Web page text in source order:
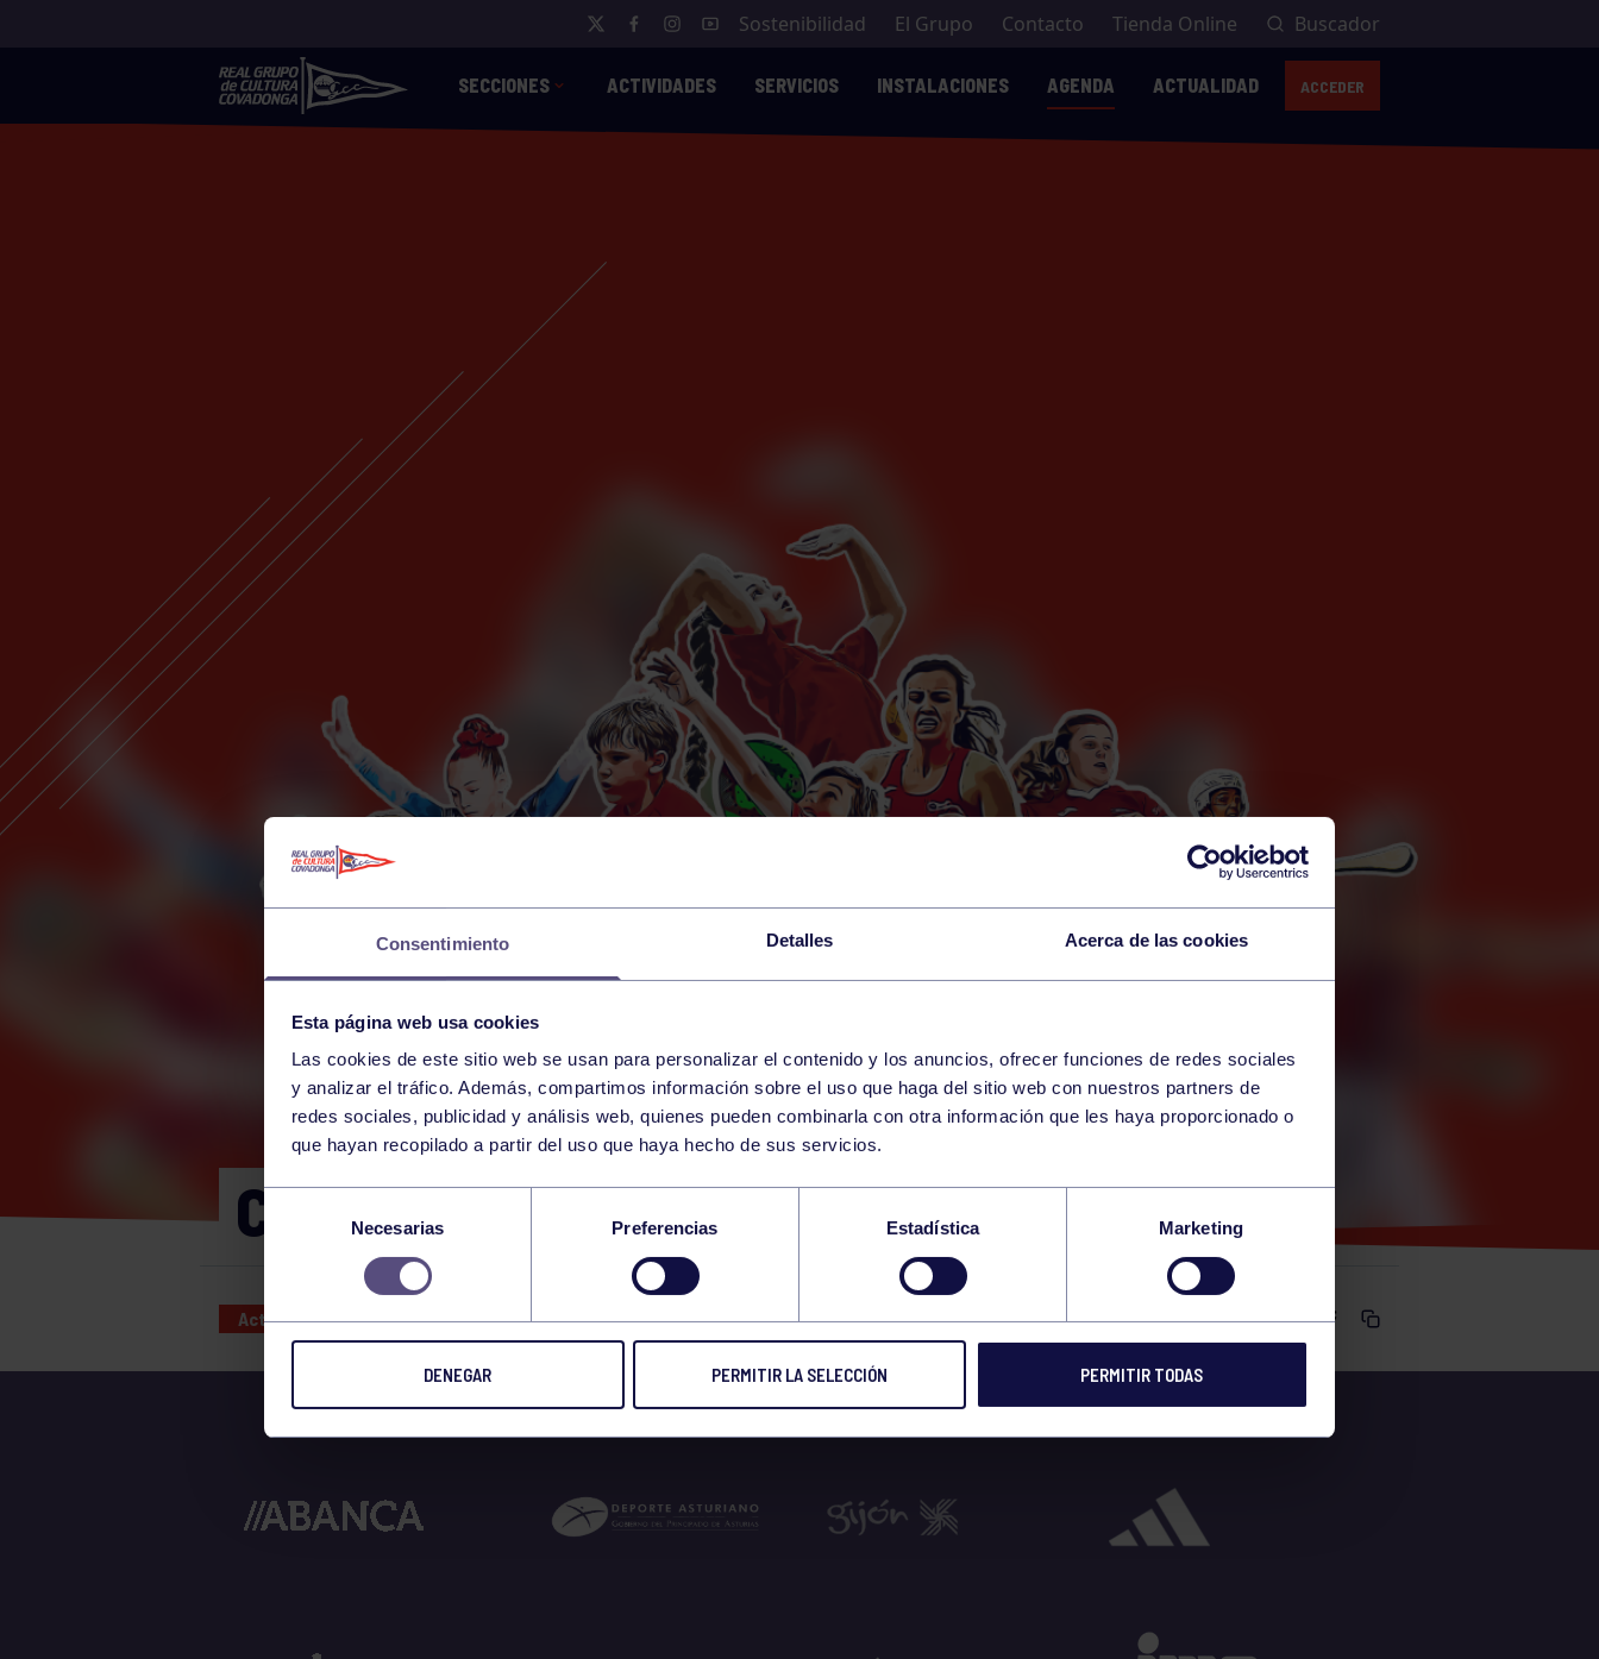
Consentimiento Detalles Acerca de las cookies
Esta página web usa cookies
Las cookies de este sitio web se usan para personalizar el contenido y los anuncios, ofrecer funciones de redes sociales
y analizar el tráfico. Además, compartimos información sobre el uso que haga del sitio web con nuestros partners de
redes sociales, publicidad y análisis web, quienes pueden combinarla con otra información que les haya proporcionado o
que hayan recopilado a partir del uso que haya hecho de sus servicios.
Selección
consentimiento
Necesarias Preferencias Estadística Marketing
DENEGAR PERMITIR LA SELECCIÓN PERMITIR TODAS
Sostenibilidad El Grupo Contacto Tienda Online Buscador
SECCIONES ACTIVIDADES SERVICIOS INSTALACIONES AGENDA ACTUALIDAD ACCEDER
4 TUESDAY
NOVEMBER
CORE 11:30-12:00 GIMNASIO
Actividades deportivas 04 NOV 2025 Comparte